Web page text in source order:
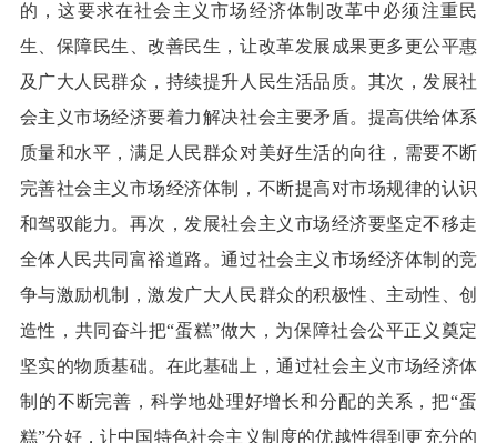
的，这要求在社会主义市场经济体制改革中必须注重民
生、保障民生、改善民生，让改革发展成果更多更公平惠
及广大人民群众，持续提升人民生活品质。其次，发展社
会主义市场经济要着力解决社会主要矛盾。提高供给体系
质量和水平，满足人民群众对美好生活的向往，需要不断
完善社会主义市场经济体制，不断提高对市场规律的认识
和驾驭能力。再次，发展社会主义市场经济要坚定不移走
全体人民共同富裕道路。通过社会主义市场经济体制的竞
争与激励机制，激发广大人民群众的积极性、主动性、创
造性，共同奋斗把“蛋糕”做大，为保障社会公平正义奠定
坚实的物质基础。在此基础上，通过社会主义市场经济体
制的不断完善，科学地处理好增长和分配的关系，把“蛋
糕”分好，让中国特色社会主义制度的优越性得到更充分的